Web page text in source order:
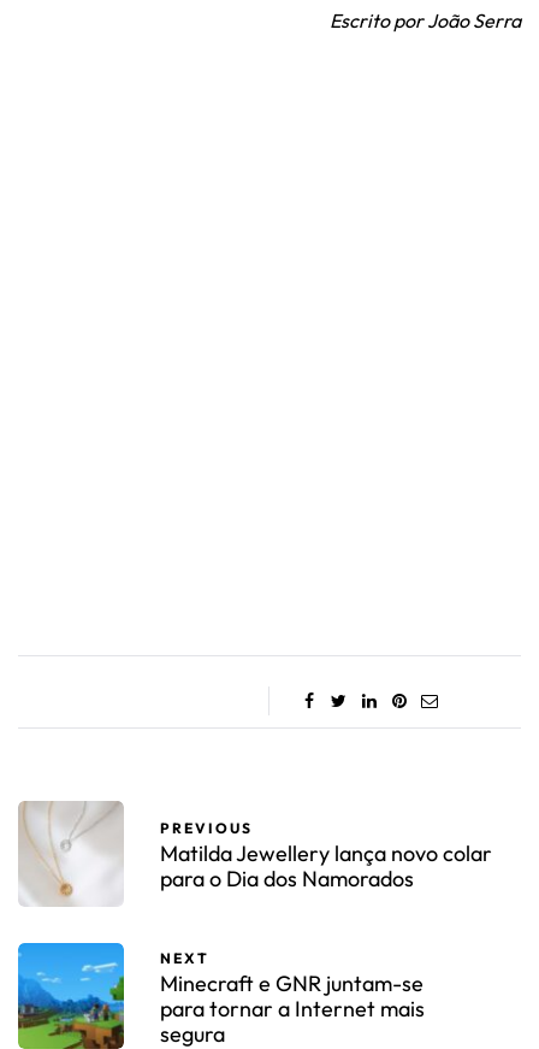
Escrito por João Serra
PREVIOUS
Matilda Jewellery lança novo colar
para o Dia dos Namorados
NEXT
Minecraft e GNR juntam-se
para tornar a Internet mais
segura